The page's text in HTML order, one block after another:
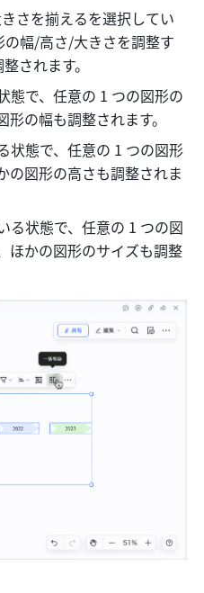
さを揃えるを選択してい
の幅/高さ/大きさを調整す
されます。
態で、任意の 1 つの図形の
の幅も調整されます。
状態で、任意の 1 つの図形
の図形の高さも調整されま
る状態で、任意の 1 つの図
ほかの図形のサイズも調整